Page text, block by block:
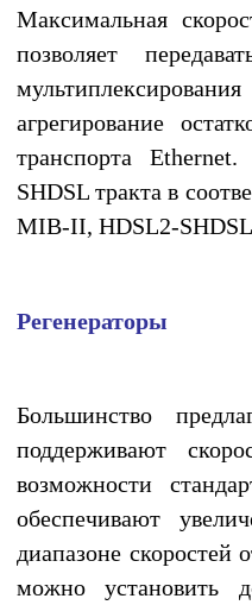
Максимальная
позволяет
агрегирование
транспорта
SHDSL тракта в
MIB-II, HDSL2-
Регенераторы
Большинство
поддерживают
возможности
обеспечивают
диапазоне
можно установить